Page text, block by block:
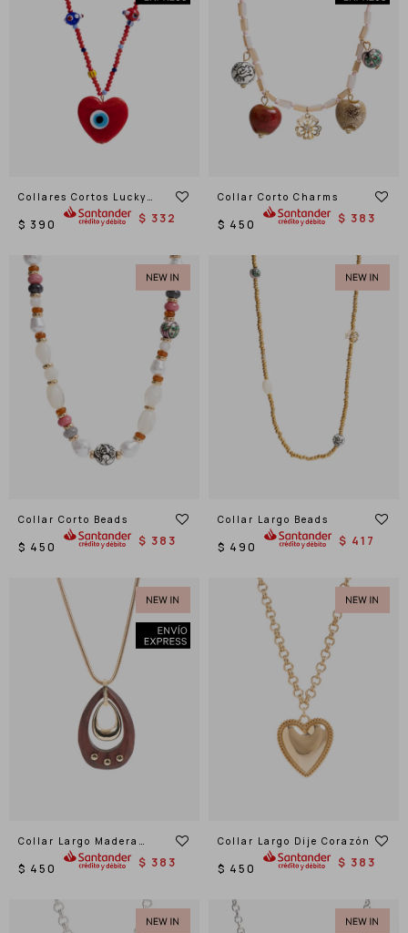
Collares Cortos Lucky
$ 390 $ 332
Collar Corto Charms
$ 450 $ 383
Collar Corto Beads
$ 450 $ 383
Collar Largo Beads
$ 490 $ 417
Collar Largo Madera
Tachas Metal
$ 450 $ 383
Collar Largo Dije Corazón
$ 450 $ 383